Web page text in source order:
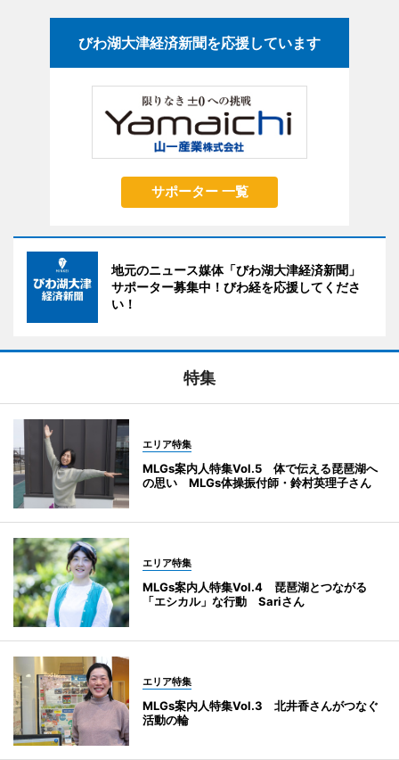
びわ湖大津経済新聞を応援しています
サポーター 一覧
地元のニュース媒体「びわ湖大津経済新聞」
サポーター募集中！びわ経を応援してくださ
い！
特集
エリア特集
MLGs案内人特集Vol.5 体で伝える琵琶湖へ
の思い MLGs体操振付師・鈴村英理子さん
エリア特集
MLGs案内人特集Vol.4 琵琶湖とつながる
「エシカル」な行動 Sariさん
エリア特集
MLGs案内人特集Vol.3 北井香さんがつなぐ
活動の輪